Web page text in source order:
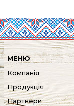
МЕНЮ
Компанія
Продукція
Партнери